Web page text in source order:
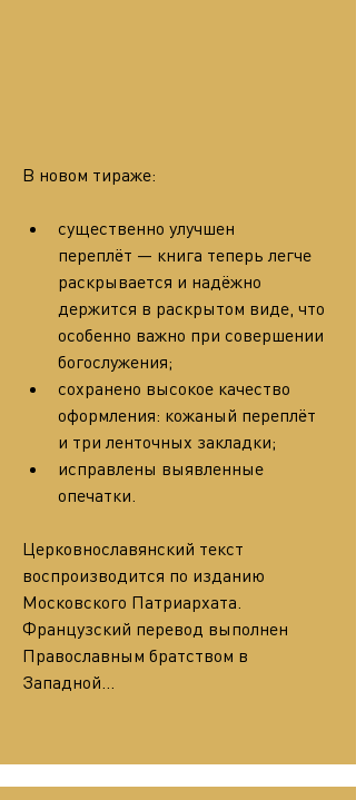
В новом тираже:
существенно улучшен
переплёт — книга теперь легче
раскрывается и надёжно
держится в раскрытом виде, что
особенно важно при совершении
богослужения;
сохранено высокое качество
оформления: кожаный переплёт
и три ленточных закладки;
исправлены выявленные
опечатки.
Церковнославянский текст
воспроизводится по изданию
Московского Патриархата.
Французский перевод выполнен
Православным братством в
Западной…